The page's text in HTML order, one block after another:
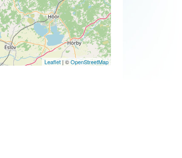
Leaflet | ©OpenStreetMap